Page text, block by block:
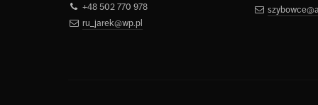
+48 502 770 978
ru_jarek@wp.pl